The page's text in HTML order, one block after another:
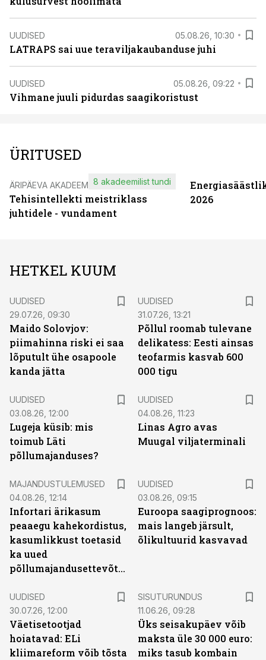
UUDISED 05.08.26, 10:30
LATRAPS sai uue teraviljakaubanduse juhi
UUDISED 05.08.26, 09:22
Vihmane juuli pidurdas saagikoristust
ÜRITUSED
ÄRIPÄEVA AKADEEMIA
Tehisintellekti meistriklass
juhtidele - vundament
8 akadeemilist tundi
2026
HETKEL KUUM
UUDISED
29.07.26, 09:30
Maido Solovjov:
piimahinna riski ei saa
lõputult ühe osapoole
kanda jätta
UUDISED
31.07.26, 13:21
Põllul roomab tulevane
delikatess: Eesti ainsas
teofarmis kasvab 600
000 tigu
UUDISED
03.08.26, 12:00
Lugeja küsib: mis
toimub Läti
põllumajanduses?
UUDISED
04.08.26, 11:23
Linas Agro avas
Muugal viljaterminali
MAJANDUSTULEMUSED
04.08.26, 12:14
Infortari ärikasum
peaaegu kahekordistus,
kasumlikkust toetasid
ka uued
põllumajandusettevõtted
UUDISED
03.08.26, 09:15
Euroopa saagiprognoos:
mais langeb järsult,
õlikultuurid kasvavad
UUDISED
30.07.26, 12:00
Väetisetootjad
hoiatavad: ELi
kliimareform võib tõsta
SISUTURUNDUS
11.06.26, 09:28
Üks seisakupäev võib
maksta üle 30 000 euro:
miks tasub kombain